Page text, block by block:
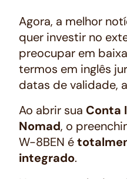
Agora, a melhor
quer investir no
preocupar em
termos em inglês
datas de validade,
Ao abrir sua Conta
Nomad, o
W-8BEN é
integrado.